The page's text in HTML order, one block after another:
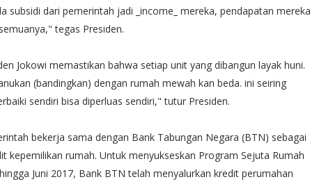
subsidi dari pemerintah jadi _income_ mereka, pendapatan mereka
tegas Presiden.
Jokowi memastikan bahwa setiap unit yang dibangun layak huni.
(bandingkan) dengan rumah mewah kan beda. ini seiring
sendiri bisa diperluas sendiri," tutur Presiden.
bekerja sama dengan Bank Tabungan Negara (BTN) sebagai
kepemilikan rumah. Untuk menyukseskan Program Sejuta Rumah
Juni 2017, Bank BTN telah menyalurkan kredit perumahan